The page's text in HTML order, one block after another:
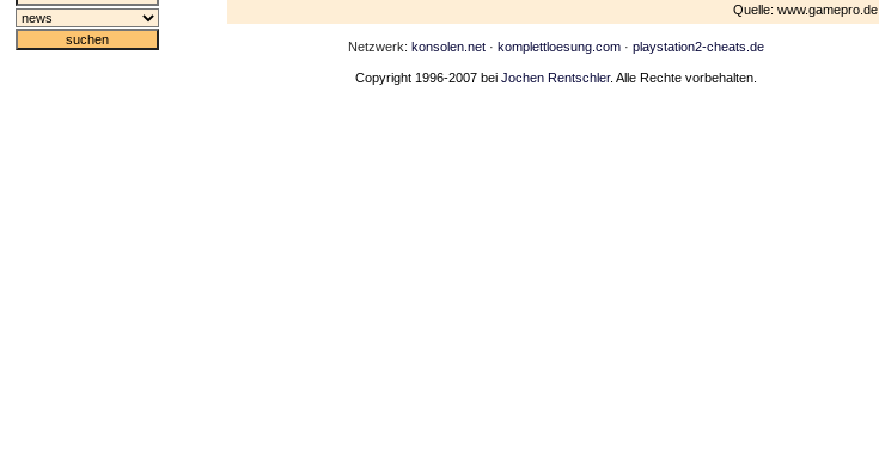
Quelle: www.gamepro.de
Netzwerk: konsolen.net · komplettloesung.com · playstation2-cheats.de
Copyright 1996-2007 bei Jochen Rentschler. Alle Rechte vorbehalten.